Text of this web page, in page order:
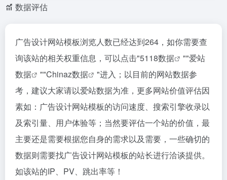
数据评估
广告设计网站模板浏览人数已经达到264，如你需要查
询该站的相关权重信息，可以点击"5118数据 ""爱站
数据
""Chinaz数据
"进入；以目前的网站数据参
考，建议大家请以爱站数据为准，更多网站价值评估因
素如：广告设计网站模板的访问速度、搜索引擎收录以
及索引量、用户体验等；当然要评估一个站的价值，最
主要还是需要根据您自身的需求以及需要，一些确切的
数据则需要找广告设计网站模板的站长进行洽谈提供。
如该站的IP、PV、跳出率等！